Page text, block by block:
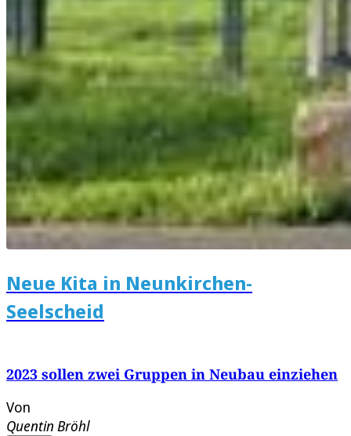
Neue Kita in Neunkirchen-
Seelscheid
2023 sollen zwei Gruppen in Neubau einziehen
Von
Quentin Bröhl